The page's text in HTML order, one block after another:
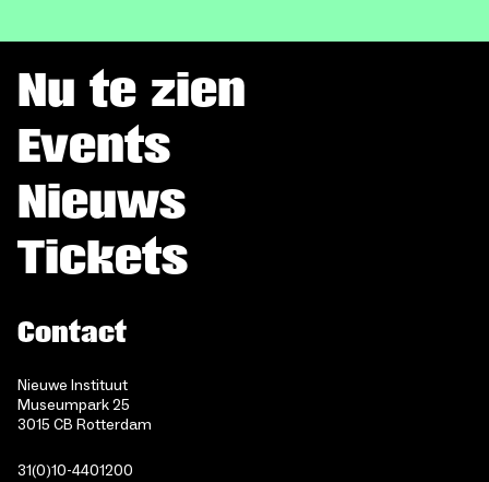
Nu te zien
Events
Nieuws
Tickets
Contact
Nieuwe Instituut
Museumpark 25
3015 CB Rotterdam
31(0)10-4401200